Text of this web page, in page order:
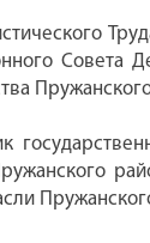
Совета